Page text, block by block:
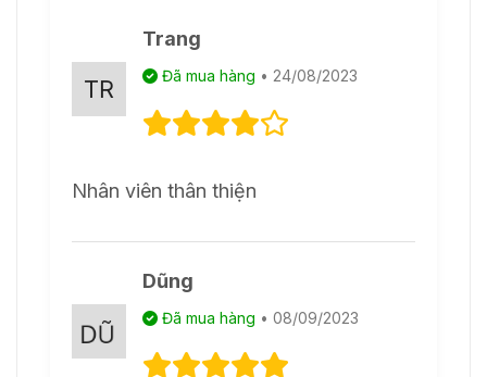
Trang
Đã mua hàng • 24/08/2023
Nhân viên thân thiện
Dũng
Đã mua hàng • 08/09/2023